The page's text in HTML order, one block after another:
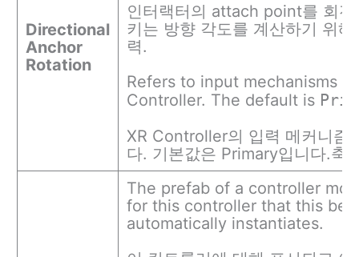
Directional
Anchor
Rotation
인터랙터의 attach point를 회전
키는 방향 각도를 계산하기 위
력.
Refers to input mechanisms
Controller. The default is
XR Controller의 입력 메커니즘
다. 기본값은 Primary입니다.축
The prefab of a controller
for this controller that this
automatically instantiates.